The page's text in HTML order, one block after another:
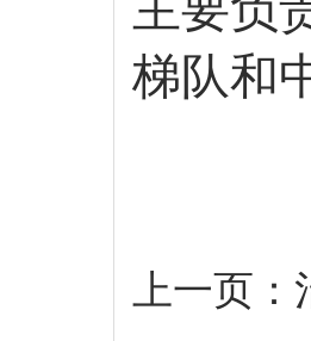
梯队和
上一页：